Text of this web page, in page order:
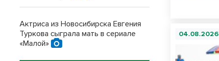
04.08.2026
Актриса из Новосибирска Евгения
Туркова сыграла мать в сериале
«Малой»